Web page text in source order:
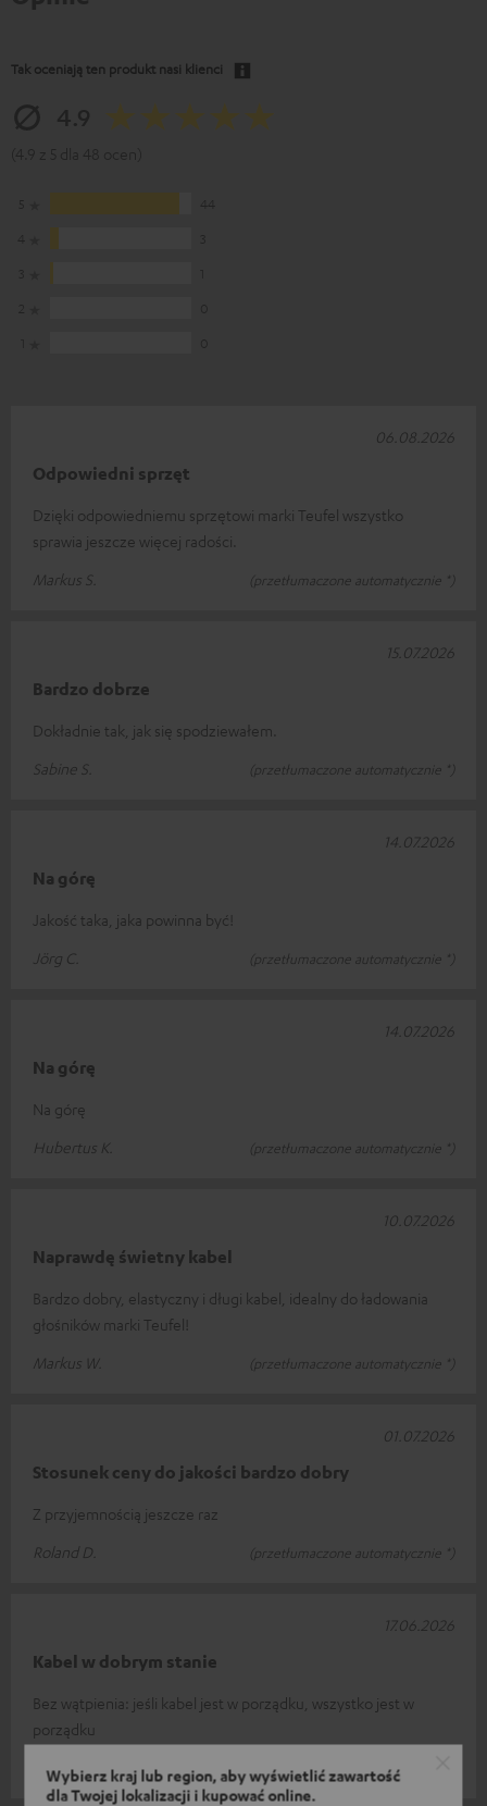
Wybierz kraj lub region, aby wyświetlić zawartość
dla Twojej lokalizacji i kupować online.
Tak oceniają ten produkt nasi klienci
Odpowiedni sprzęt
Dzięki odpowiedniemu sprzętowi marki Teufel wszystko
sprawia jeszcze więcej radości.
Markus S.
(przetłumaczone automatycznie *)
06.08.2026
Bardzo dobrze
Dokładnie tak, jak się spodziewałem.
Sabine S.
(przetłumaczone automatycznie *)
15.07.2026
Na górę
Jakość taka, jaka powinna być!
Jörg C.
(przetłumaczone automatycznie *)
14.07.2026
Na górę
Na górę
Hubertus K.
(przetłumaczone automatycznie *)
14.07.2026
Naprawdę świetny kabel
Bardzo dobry, elastyczny i długi kabel, idealny do ładowania
głośników marki Teufel!
Markus W.
(przetłumaczone automatycznie *)
10.07.2026
Stosunek ceny do jakości bardzo dobry
Z przyjemnością jeszcze raz
Roland D.
(przetłumaczone automatycznie *)
01.07.2026
Kabel w dobrym stanie
Bez wątpienia: jeśli kabel jest w porządku, wszystko jest w
porządku
Thomas H.
(przetłumaczone automatycznie *)
17.06.2026